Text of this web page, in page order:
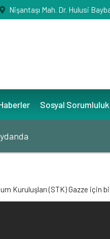
Nişantaşı Mah. Dr. Hulusi
Sosyal Sorumluluk
Kuruluşları (STK) Gazze için